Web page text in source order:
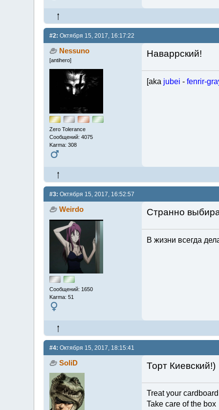
#2: Октября 15, 2017, 16:17:22
Nessuno
[antihero]
Zero Tolerance
Сообщений: 4075
Karma: 308
Наваррский!
[aka jubei - fenrir-
#3: Октября 15, 2017, 16:52:57
Weirdo
Сообщений: 1650
Karma: 51
Странно
В жизни всегда
#4: Октября 15, 2017, 18:15:41
SoliD Торт Киевский!)
Treat your
Take care of the box